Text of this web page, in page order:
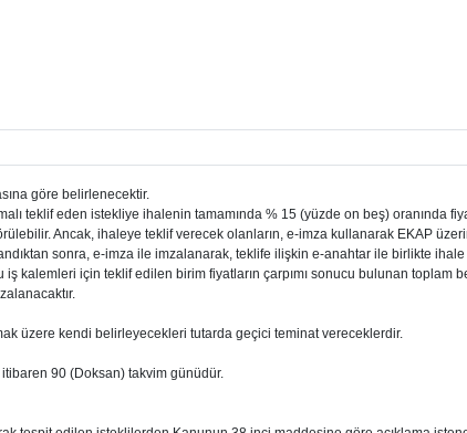
göre belirlenecektir.
teklif eden istekliye ihalenin tamamında % 15 (yüzde on beş) oranında
Ancak, ihaleye teklif verecek olanların, e-imza kullanarak EKAP
sonra, e-imza ile imzalanarak, teklife ilişkin e-anahtar ile birlikte
kalemleri için teklif edilen birim fiyatların çarpımı sonucu bulunan
üzere kendi belirleyecekleri tutarda geçici teminat vereceklerdir.
90 (Doksan) takvim günüdür.